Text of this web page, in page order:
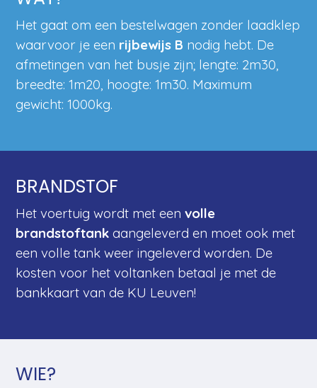
Het gaat om een bestelwagen zonder laadklep
waarvoor je een rijbewijs B nodig hebt. De
afmetingen van het busje zijn; lengte: 2m30,
breedte: 1m20, hoogte: 1m30. Maximum
gewicht: 1000kg.
BRANDSTOF
Het voertuig wordt met eenvolle
brandstoftank aangeleverd en moet ook met
een volle tank weer ingeleverd worden. De
kosten voor het voltanken betaal je met de
bankkaart van de KU Leuven!
WIE?